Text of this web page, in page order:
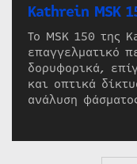
Kathrein MSK
Το MSK 150 της
επαγγελματικό
δορυφορικά,
και οπτικά
ανάλυση